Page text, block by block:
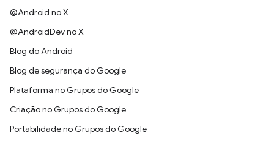
@Android no X
@AndroidDev no X
Blog do Android
Blog de segurança do Google
Plataforma no Grupos do Google
Criação no Grupos do Google
Portabilidade no Grupos do Google